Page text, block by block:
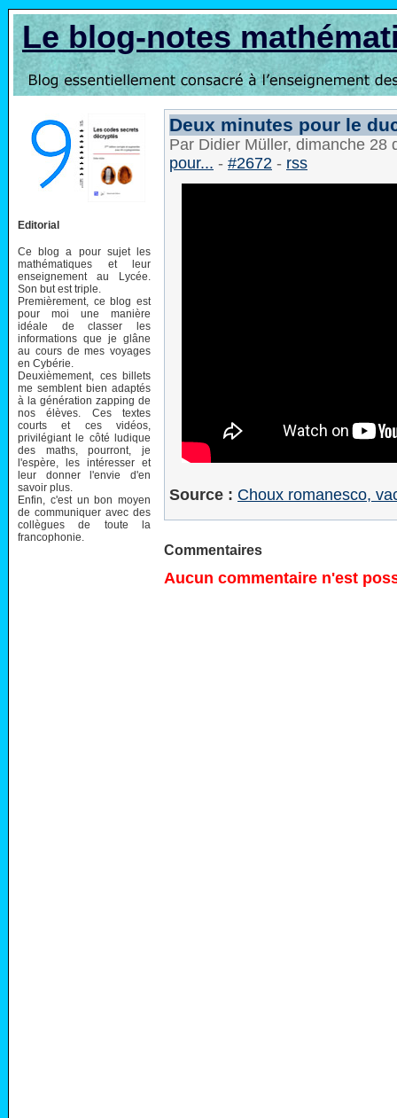
Le blog-notes
Editorial
Ce blog a pour sujet les
mathématiques et leur
enseignement au Lycée.
Son but est triple.
Premièrement, ce blog est
pour moi une manière
idéale de classer les
informations que je glâne
au cours de mes voyages
en Cybérie.
Deuxièmement, ces billets
me semblent bien adaptés
à la génération zapping de
nos élèves. Ces textes
courts et ces vidéos,
privilégiant le côté ludique
des maths, pourront, je
l'espère, les intéresser et
leur donner l'envie d'en
savoir plus.
Enfin, c'est un bon moyen
de communiquer avec des
collègues de toute la
francophonie.
Deux minutes pour le
Par Didier Müller, dimanche
pour... - #2672 - rss
Source : Choux romanesco,
Commentaires
Aucun commentaire n'est